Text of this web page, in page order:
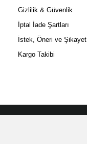
Gizlilik & Güvenlik
İptal İade Şartları
İstek, Öneri ve Şikayet
Kargo Takibi